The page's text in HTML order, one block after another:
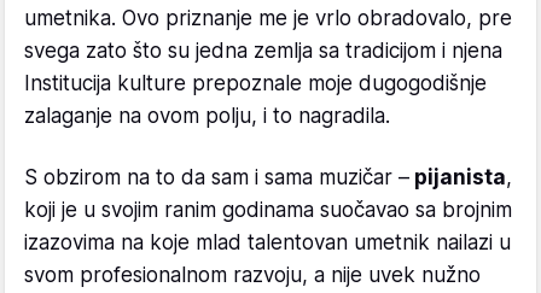
umetnika. Ovo priznanje me je vrlo obradovalo, pre
svega zato što su jedna zemlja sa tradicijom i njena
Institucija kulture prepoznale moje dugogodišnje
zalaganje na ovom polju, i to nagradila.
S obzirom na to da sam i sama muzičar – pijanista,
koji je u svojim ranim godinama suočavao sa brojnim
izazovima na koje mlad talentovan umetnik nailazi u
svom profesionalnom razvoju, a nije uvek nužno